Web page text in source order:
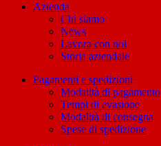
Azienda
Chi siamo
News
Lavora con noi
Storia aziendale
Pagamenti e spedizioni
Modalità di pagamento
Tempi di evasione
Modalità di consegna
Spese di spedizione